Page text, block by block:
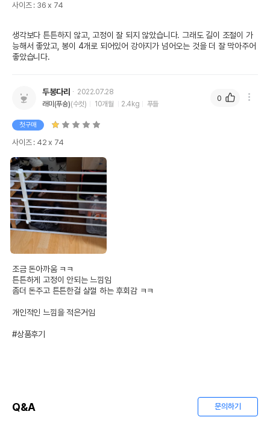
사이즈 : 36 x 74
생각보다 튼튼하지 않고, 고정이 잘 되지 않았습니다. 그래도 길이 조절이 가
능해서 좋았고, 봉이 4개로 되어있어 강아지가 넘어오는 것을 더 잘 막아주어
좋았습니다.
두봉다리
2022.07.28
래미(푸숑)(수컷) 10개월 2.4kg 푸들
첫구매
사이즈 : 42 x 74
조금 돈아까움 ㅋㅋ
튼튼하게 고정이 안되는 느낌임
좀더 돈주고 튼튼한걸 살껄 하는 후회감 ㅋㅋ
개인적인 느낌을 적은거임
#상품후기
0
Q&A 문의하기